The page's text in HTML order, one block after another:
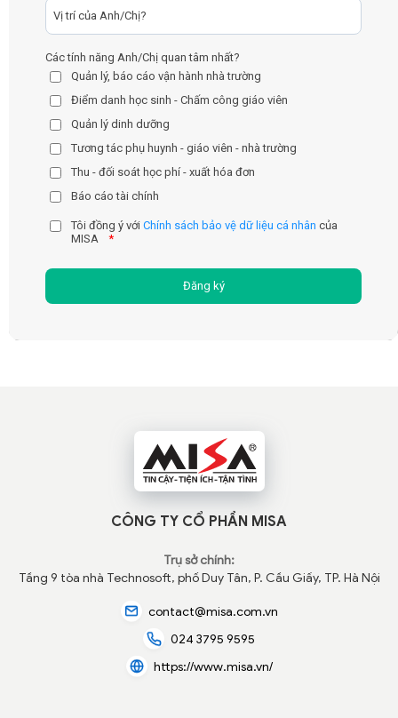
Các tính năng Anh/Chị quan tâm nhất?
Quản lý, báo cáo vận hành nhà trường
Điểm danh học sinh - Chấm công giáo viên
Quản lý dinh dưỡng
Tương tác phụ huynh - giáo viên - nhà trường
Thu - đối soát học phí - xuất hóa đơn
Báo cáo tài chính
Tôi đồng ý với Chính sách bảo vệ dữ liệu cá nhân của
MISA
*
CÔNG TY CỔ PHẦN MISA
Trụ sở chính:
Tầng 9 tòa nhà Technosoft, phố Duy Tân, P. Cầu Giấy, TP. Hà Nội
contact@misa.com.vn
024 3795 9595
https://www.misa.vn/